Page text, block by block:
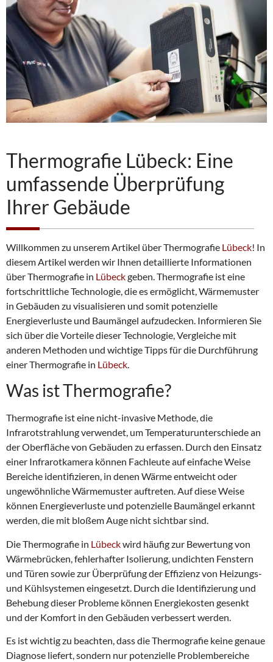
Thermografie Lübeck: Eine
umfassende Überprüfung
Ihrer Gebäude
Willkommen zu unserem Artikel über Thermografie Lübeck! In
diesem Artikel werden wir Ihnen detaillierte Informationen
über Thermografie in Lübeckgeben. Thermografie ist eine
fortschrittliche Technologie, die es ermöglicht, Wärmemuster
in Gebäuden zu visualisieren und somit potenzielle
Energieverluste und Baumängel aufzudecken. Informieren Sie
sich über die Vorteile dieser Technologie, Vergleiche mit
anderen Methoden und wichtige Tipps für die Durchführung
einer Thermografie in Lübeck.
Was ist Thermografie?
Thermografie ist eine nicht-invasive Methode, die
Infrarotstrahlung verwendet, um Temperaturunterschiede an
der Oberfläche von Gebäuden zu erfassen. Durch den Einsatz
einer Infrarotkamera können Fachleute auf einfache Weise
Bereiche identifizieren, in denen Wärme entweicht oder
ungewöhnliche Wärmemuster auftreten. Auf diese Weise
können Energieverluste und potenzielle Baumängel erkannt
werden, die mit bloßem Auge nicht sichtbar sind.
Die Thermografie in Lübeckwird häufig zur Bewertung von
Wärmebrücken, fehlerhafter Isolierung, undichten Fenstern
und Türen sowie zur Überprüfung der Effizienz von Heizungs-
und Kühlsystemen eingesetzt. Durch die Identifizierung und
Behebung dieser Probleme können Energiekosten gesenkt
und der Komfort in den Gebäuden verbessert werden.
Es ist wichtig zu beachten, dass die Thermografie keine genaue
Diagnose liefert, sondern nur potenzielle Problembereiche